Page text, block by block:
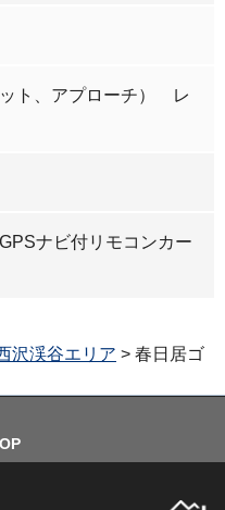
ト、アプローチ） レ
ナビ付リモコンカー
沢渓谷エリア > 春日居ゴ